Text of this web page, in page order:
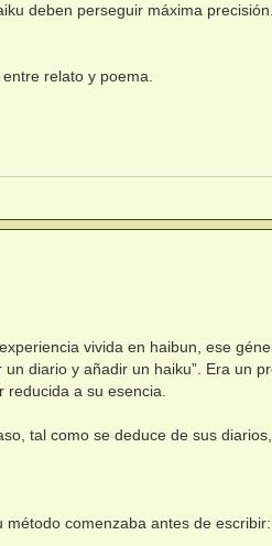
deben perseguir máxima
relato y poema.
vivida en haibun, ese
diario y añadir un haiku”. Era un
reducida a su esencia.
tal como se deduce de sus
comenzaba antes de escribir: